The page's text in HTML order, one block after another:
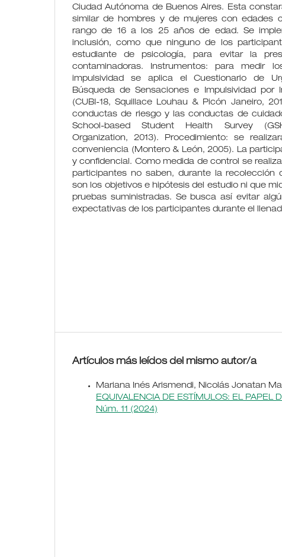
Ciudad Autónoma de Buenos Aires. Esta
similar de hombres y de mujeres con edades
rango de 16 a los 25 años de edad. Se
inclusión, como que ninguno de los
estudiante de psicología, para evitar la
contaminadoras. Instrumentos: para medir
impulsividad se aplica el Cuestionario de
Búsqueda de Sensaciones e Impulsividad por
(CUBI-18, Squillace Louhau & Picón Janeiro,
conductas de riesgo y las conductas de
School-based Student Health Survey
Organization, 2013). Procedimiento: se
conveniencia (Montero & León, 2005). La
y confidencial. Como medida de control se
participantes no saben, durante la recolección
son los objetivos e hipótesis del estudio ni que
pruebas suministradas. Se busca así evitar
expectativas de los participantes durante el
Artículos más leídos del mismo autor/a
Mariana Inés Arismendi, Nicolás Jonatan
EQUIVALENCIA DE ESTÍMULOS: EL PAPEL
Núm. 11 (2024)